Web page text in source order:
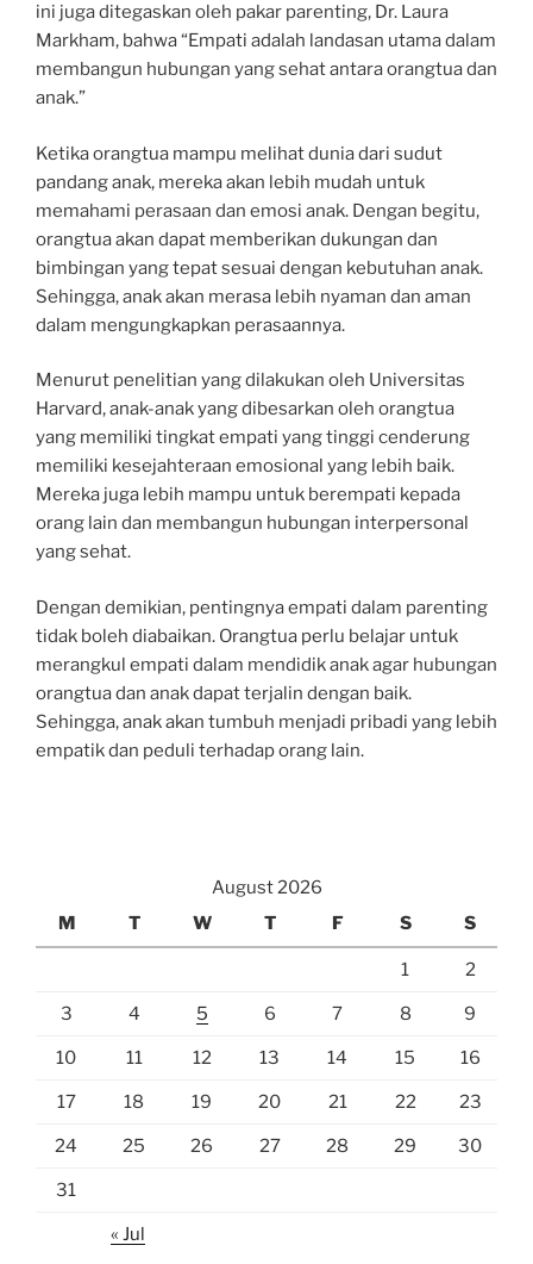
ini juga ditegaskan oleh pakar parenting, Dr. Laura
Markham, bahwa “Empati adalah landasan utama dalam
membangun hubungan yang sehat antara orangtua dan
anak.”
Ketika orangtua mampu melihat dunia dari sudut
pandang anak, mereka akan lebih mudah untuk
memahami perasaan dan emosi anak. Dengan begitu,
orangtua akan dapat memberikan dukungan dan
bimbingan yang tepat sesuai dengan kebutuhan anak.
Sehingga, anak akan merasa lebih nyaman dan aman
dalam mengungkapkan perasaannya.
Menurut penelitian yang dilakukan oleh Universitas
Harvard, anak-anak yang dibesarkan oleh orangtua
yang memiliki tingkat empati yang tinggi cenderung
memiliki kesejahteraan emosional yang lebih baik.
Mereka juga lebih mampu untuk berempati kepada
orang lain dan membangun hubungan interpersonal
yang sehat.
Dengan demikian, pentingnya empati dalam parenting
tidak boleh diabaikan. Orangtua perlu belajar untuk
merangkul empati dalam mendidik anak agar hubungan
orangtua dan anak dapat terjalin dengan baik.
Sehingga, anak akan tumbuh menjadi pribadi yang lebih
empatik dan peduli terhadap orang lain.
August 2026
M
T W T F S S
1 2
3 4 5 6 7 8 9
10 11 12 13 14 15 16
17 18 19 20 21 22 23
24 25 26 27 28 29 30
31
« Jul